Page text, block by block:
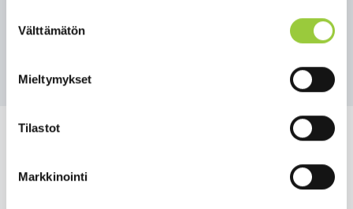
valinta
Välttämätön
Mieltymykset
Tilastot
Markkinointi